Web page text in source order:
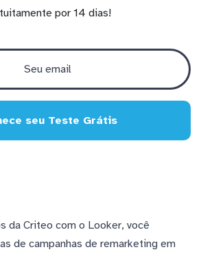
por 14 dias!
seu Teste Grátis
da Criteo com o Looker, você
de campanhas de remarketing em